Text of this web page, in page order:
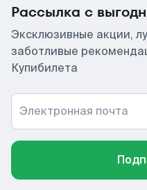
Рассылка с
Эксклюзивные акции,
заботливые
Купибилета
Электронная почта